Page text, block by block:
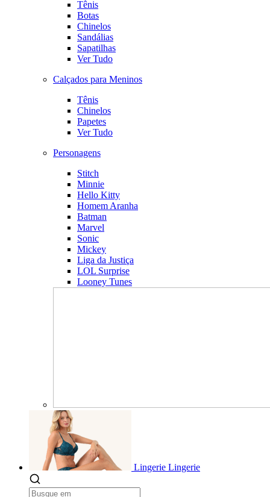
Tênis
Botas
Chinelos
Sandálias
Sapatilhas
Ver Tudo
Calçados para Meninos
Tênis
Chinelos
Papetes
Ver Tudo
Personagens
Stitch
Minnie
Hello Kitty
Homem Aranha
Batman
Marvel
Sonic
Mickey
Liga da Justiça
LOL Surprise
Looney Tunes
Lingerie Lingerie